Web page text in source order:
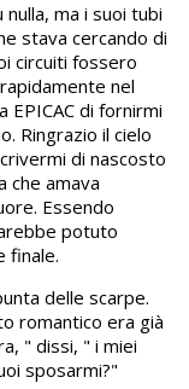
ma i suoi tubi
stava cercando di
circuiti fossero
nel
di fornirmi
Ringrazio il cielo
di nascosto
che amava
Essendo
potuto
finale.
delle scarpe.
romantico era già
" dissi, " i miei
sposarmi?"